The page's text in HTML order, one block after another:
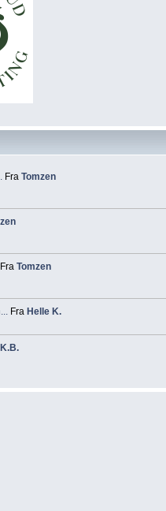
Fra Tomzen
Fra Tomzen
Fra Helle K.